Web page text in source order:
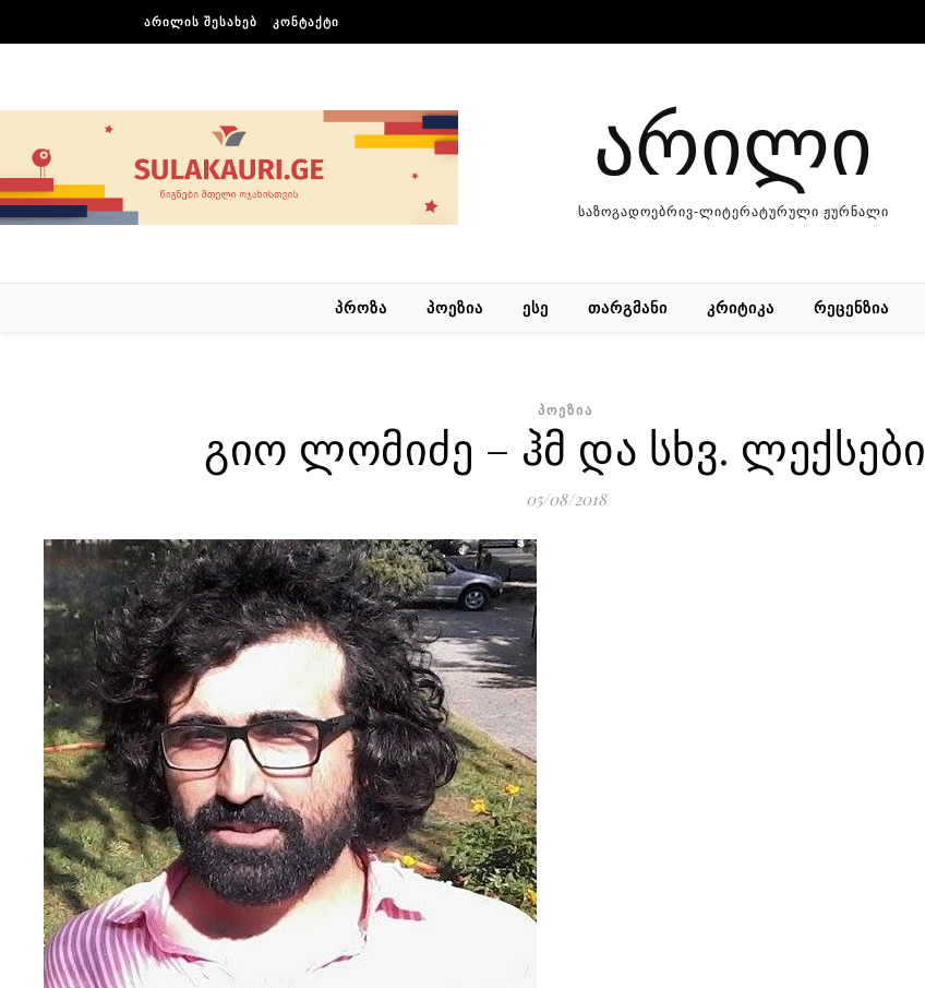
ᲐᲠᲘᲚᲘᲡ ᲨᲔᲡᲐᲮᲔᲑ ᲙᲝᲜᲢᲐᲥᲢᲘ
არილი
საზოგადოებრივ-ლიტერატურული ჟურნალი
ᲞᲠᲝᲖᲐ ᲞᲝᲔᲖᲘᲐ ᲔᲡᲔ ᲗᲐᲠᲒᲛᲐᲜᲘ ᲙᲠᲘᲢᲘᲙᲐ ᲠᲔᲪᲔᲜᲖᲘᲐ
ᲞᲝᲔᲖᲘᲐ
გიო ლომიძე – ჰმ და სხვ. ლექსები
05/08/2018